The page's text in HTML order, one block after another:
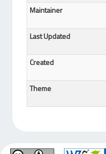
Maintainer
Last Updated
Created
Theme